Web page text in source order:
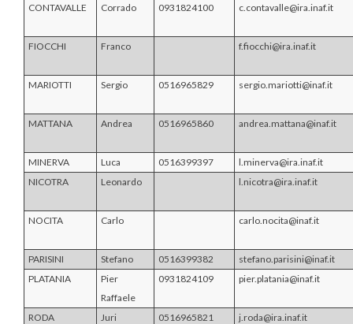
CONTAVALLE Corrado 0931824100 c.contavalle@ira.inaf.it
FIOCCHI Franco f.fiocchi@ira.inaf.it
MARIOTTI Sergio 0516965829 sergio.mariotti@inaf.it
MATTANA Andrea 0516965860 andrea.mattana@inaf.it
MINERVA Luca 0516399397
l.minerva@ira.inaf.it
NICOTRA
Leonardo l.nicotra@ira.inaf.it
NOCITA Carlo carlo.nocita@inaf.it
PARISINI Stefano 0516399382
stefano.parisini@inaf.it
PLATANIA
Pier
Raffaele
0931824109 pier.platania@inaf.it
RODA Juri 0516965821 j.roda@ira.inaf.it